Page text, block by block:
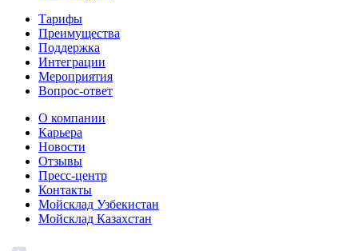
Тарифы
Преимущества
Поддержка
Интеграции
Мероприятия
Вопрос-ответ
О компании
Карьера
Новости
Отзывы
Пресс-центр
Контакты
Мойсклад Узбекистан
Мойсклад Казахстан